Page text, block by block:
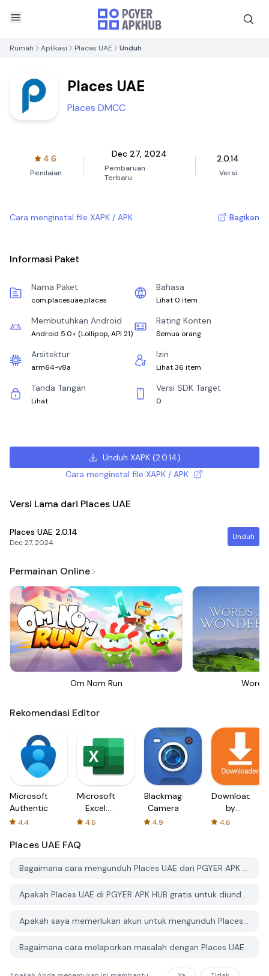
Rumah Aplikasi Places UAE Unduh
Places UAE
Places DMCC
4.6
Penilaian
Dec 27, 2024
Pembaruan
Terbaru
2.0.14
Versi
Cara menginstal file XAPK / APK Bagikan
Informasi Paket
Nama Paket
com.placesuae.places
Bahasa
Lihat 0 item
Membutuhkan Android
Android 5.0+ (Lollipop, API 21)
Rating Konten
Semua orang
Arsitektur
arm64-v8a
Izin
Lihat 36 item
Tanda Tangan
Lihat
Versi SDK Target
0
Unduh XAPK(2.0.14)
Cara menginstal file XAPK / APK
Versi Lama dari Places UAE
Places UAE 2.0.14
Dec 27, 2024
Unduh
Permainan Online
Om Nom Run
Rekomendasi Editor
Microsoft
Authenticator
4.4
Microsoft
Excel:
Spreadsheets
4.6
Blackmagic
Camera
4.9
Downloader
by
AFTVnews
4.6
Places UAE FAQ
Bagaimana cara mengunduh Places UAE dari PGYER APK HUB?
Apakah Places UAE di PGYER APK HUB gratis untuk diunduh?
Apakah saya memerlukan akun untuk mengunduh Places UAE dari PGYER APK HUB?
Bagaimana cara melaporkan masalah dengan Places UAE di PGYER APK HUB?